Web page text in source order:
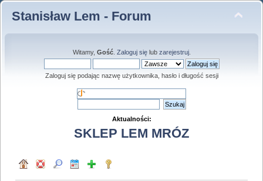
Stanisław Lem - Forum
Witamy, Gość. Zaloguj sięlub zarejestruj.
Zaloguj się podając nazwę użytkownika, hasło i długość sesji
Aktualności:
SKLEP LEM MRÓZ